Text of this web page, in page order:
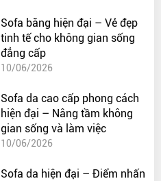
Sofa băng hiện đại – Vẻ đẹp
tinh tế cho không gian sống
đẳng cấp
10/06/2026
Sofa da cao cấp phong cách
hiện đại – Nâng tầm không
gian sống và làm việc
10/06/2026
Sofa da hiện đại – Điểm nhấn